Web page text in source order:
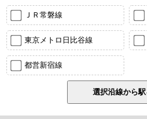
ＪＲ常磐線
東京メトロ日比谷線
都営新宿線